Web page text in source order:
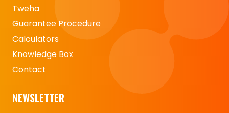
Tweha
Guarantee Procedure
Calculators
Knowledge Box
Contact
NEWSLETTER